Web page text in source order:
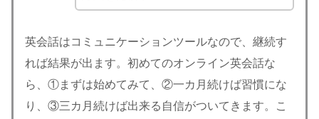
英会話はコミュニケーションツールなので、継続す
れば結果が出ます。初めてのオンライン英会話な
ら、①まずは始めてみて、②一カ月続けば習慣にな
り、③三カ月続けば出来る自信がついてきます。こ